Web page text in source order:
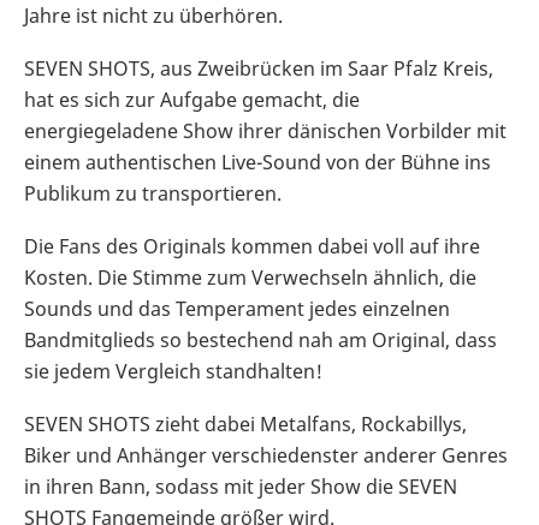
Jahre ist nicht zu überhören.
SEVEN SHOTS, aus Zweibrücken im Saar Pfalz Kreis,
hat es sich zur Aufgabe gemacht, die
energiegeladene Show ihrer dänischen Vorbilder mit
einem authentischen Live-Sound von der Bühne ins
Publikum zu transportieren.
Die Fans des Originals kommen dabei voll auf ihre
Kosten. Die Stimme zum Verwechseln ähnlich, die
Sounds und das Temperament jedes einzelnen
Bandmitglieds so bestechend nah am Original, dass
sie jedem Vergleich standhalten!
SEVEN SHOTS zieht dabei Metalfans, Rockabillys,
Biker und Anhänger verschiedenster anderer Genres
in ihren Bann, sodass mit jeder Show die SEVEN
SHOTS Fangemeinde größer wird.